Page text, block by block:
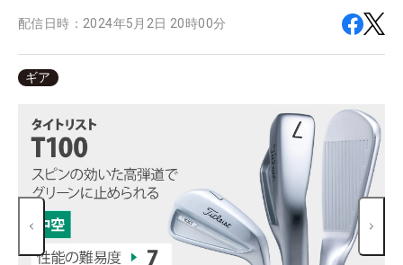
配信日時： 2024年5月2日 20時00分
ギア